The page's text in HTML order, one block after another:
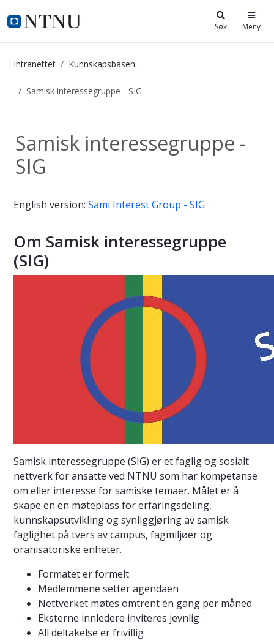
i.ntnu.no Søk Meny
Intranettet Kunnskapsbasen
Samisk interessegruppe - SIG
Samisk interessegruppe -
SIG
English version: Sami Interest Group - SIG
Om Samisk interessegruppe
(SIG)
Samisk interessegruppe (SIG) er et faglig og sosialt
nettverk for ansatte ved NTNU som har kompetanse
om eller interesse for samiske temaer. Målet er å
skape en en møteplass for erfaringsdeling,
kunnskapsutvikling og synliggjøring av samisk
faglighet på tvers av campus, fagmiljøer og
oranisatoriske enheter.
Formatet er formelt
Medlemmene setter agendaen
Nettverket møtes omtrent én gang per måned
Eksterne innledere inviteres jevnlig
All deltakelse er frivillig